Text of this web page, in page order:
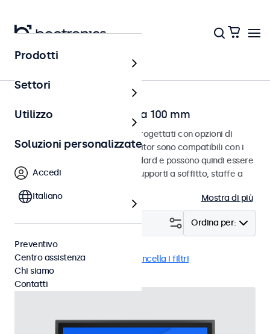
Home
Touchscreen con VESA da 100 mm
Touchscreen VESA da 100 mm progettati con opzioni di
montaggio versatili. Questi monitor sono compatibili con i
sistemi di montaggio VESA standard e possono quindi essere
collegati a supporti universali, supporti a soffitto, staffe a
Mostra di più
Ordina per:
Filtro (12)
VESA 100 x 100 EN50155 Cancella i filtri
Prodotti
Settori
Utilizzo
Soluzioni personalizzate
Accedi
Italiano
Preventivo
Centro assistenza
Chi siamo
Contatti